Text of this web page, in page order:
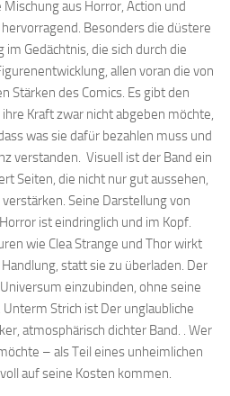
aus Horror, Action und
Besonders die düstere
Gedächtnis, die sich durch die
allen voran die von
Stärken des Comics. Es gibt den
Kraft zwar nicht abgeben möchte,
was sie dafür bezahlen muss und
verstanden. Visuell ist der Band ein
Seiten, die nicht nur gut aussehen,
Seine Darstellung von
ist eindringlich und im Kopf.
wie Clea Strange und Thor wirkt
statt sie zu überladen. Der
einzubinden, ohne seine
Strich ist Der unglaubliche
atmosphärisch dichter Band. . Wer
– als Teil eines unheimlichen
auf seine Kosten kommen.